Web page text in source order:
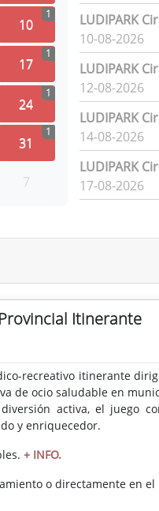
10
1
17
1
24
1
31
1
7
LUDIPARK
10-08-2026
LUDIPARK
12-08-2026
LUDIPARK
14-08-2026
LUDIPARK
17-08-2026
Itinerante
recreativo itinerante
de ocio saludable en
activa, el juego
y enriquecedor.
+ INFO.
o directamente en